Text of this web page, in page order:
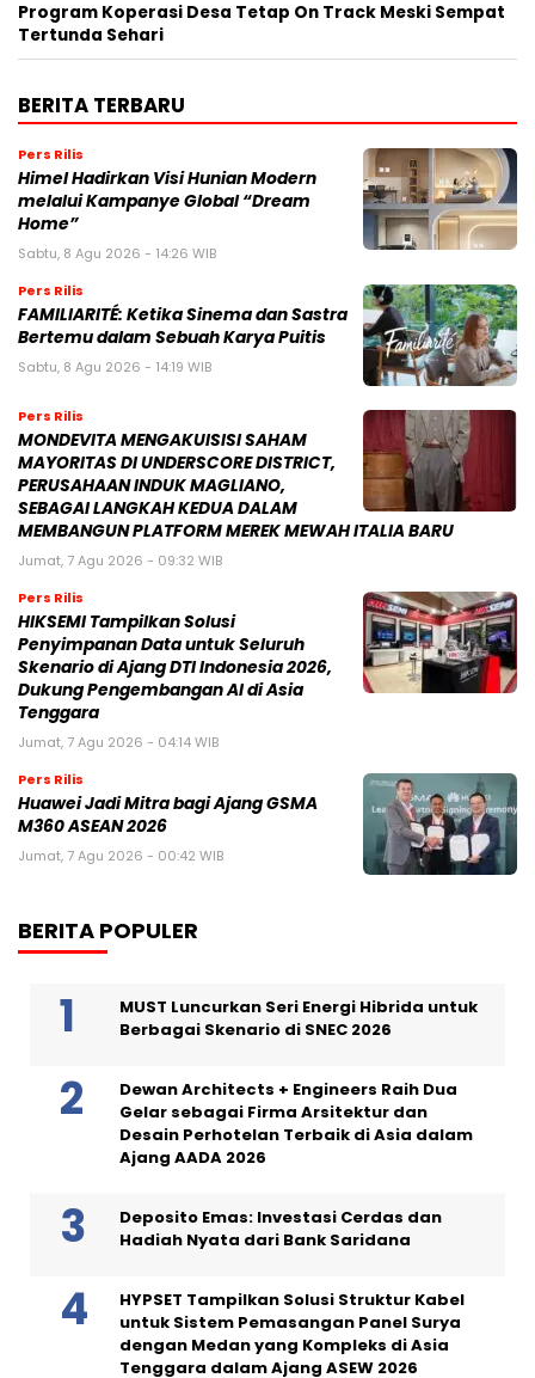
Program Koperasi Desa Tetap On Track Meski Sempat
Tertunda Sehari
BERITA TERBARU
Pers Rilis
Himel Hadirkan Visi Hunian Modern
melalui Kampanye Global “Dream
Home”
Sabtu, 8 Agu 2026 - 14:26 WIB
Pers Rilis
FAMILIARITÉ: Ketika Sinema dan Sastra
Bertemu dalam Sebuah Karya Puitis
Sabtu, 8 Agu 2026 - 14:19 WIB
Pers Rilis
MONDEVITA MENGAKUISISI SAHAM
MAYORITAS DI UNDERSCORE DISTRICT,
PERUSAHAAN INDUK MAGLIANO,
SEBAGAI LANGKAH KEDUA DALAM
MEMBANGUN PLATFORM MEREK MEWAH ITALIA BARU
Jumat, 7 Agu 2026 - 09:32 WIB
Pers Rilis
HIKSEMI Tampilkan Solusi
Penyimpanan Data untuk Seluruh
Skenario di Ajang DTI Indonesia 2026,
Dukung Pengembangan AI di Asia
Tenggara
Jumat, 7 Agu 2026 - 04:14 WIB
Pers Rilis
Huawei Jadi Mitra bagi Ajang GSMA
M360 ASEAN 2026
Jumat, 7 Agu 2026 - 00:42 WIB
BERITA POPULER
MUST Luncurkan Seri Energi Hibrida untuk
Berbagai Skenario di SNEC 2026
Dewan Architects + Engineers Raih Dua
Gelar sebagai Firma Arsitektur dan
Desain Perhotelan Terbaik di Asia dalam
Ajang AADA 2026
Deposito Emas: Investasi Cerdas dan
Hadiah Nyata dari Bank Saridana
HYPSET Tampilkan Solusi Struktur Kabel
untuk Sistem Pemasangan Panel Surya
dengan Medan yang Kompleks di Asia
Tenggara dalam Ajang ASEW 2026